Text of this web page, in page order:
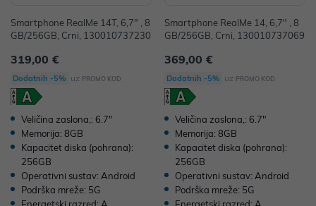
Smartphone RealMe 14T, 6,7" , 8
GB/256GB, Crni, 130010737230
319,00 €
Dodatnih -5% uz PROMO KOD
Veličina zaslona,: 6.7"
Memorija: 8GB
Kapacitet diska (pohrana):
256GB
Operativni sustav: Android
Podrška mreže: 5G
Smartphone RealMe 14, 6,7" , 8
GB/256GB, Crni, 130010737069
369,00 €
Dodatnih -5% uz PROMO KOD
Veličina zaslona,: 6.7"
Memorija: 8GB
Kapacitet diska (pohrana):
256GB
Operativni sustav: Android
Podrška mreže: 5G